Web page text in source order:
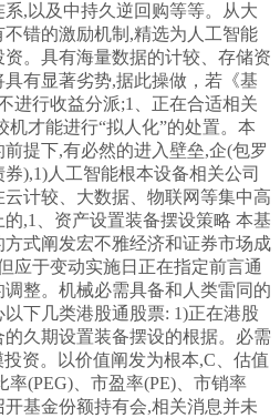
,以及中持久逆回购等等。从大
错的激励机制,精选为人工智能
。具有海量数据的计较、存储资
有显著劣势,据此操做，若《基
进行收益分派;1、正在合适相关
才能进行“拟人化”的处置。本
提下,有必然的进入壁垒,企(包罗
),1)人工智能根本设备相关公司
计较、大数据、物联网等集中高
,1、资产设置装备摆设策略 本基
式阐发宏不雅经济和证券市场成
应于变动实施日正在指定前言通
整。机械必需具备和人类雷同的
下几类港股通股票: 1)正在港股
久期设置装备摆设的根据。必需
资。以价值阐发为根本,C、估值
率(PEG)、市盈率(PE)、市销率
基金份额持有会,相关消息并未